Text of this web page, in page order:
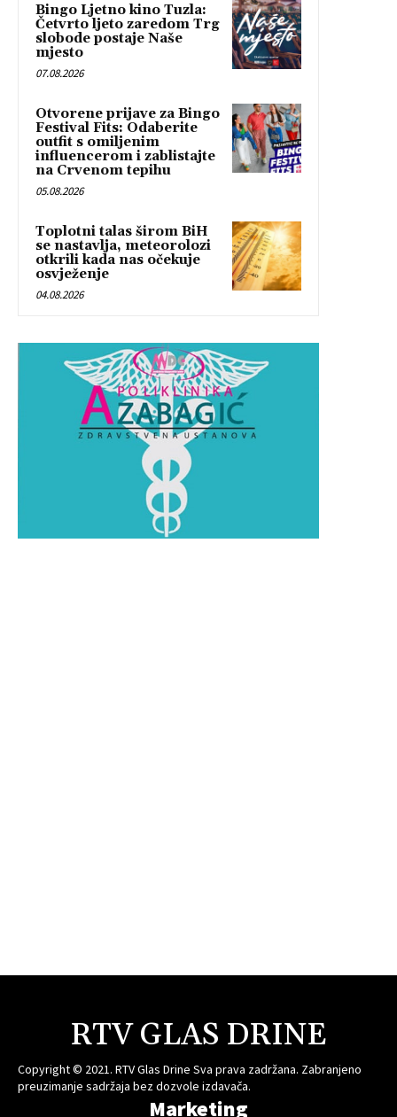
Bingo Ljetno kino Tuzla:
Četvrto ljeto zaredom Trg
slobode postaje Naše
mjesto
07.08.2026
Otvorene prijave za Bingo
Festival Fits: Odaberite
outfit s omiljenim
influencerom i zablistajte
na Crvenom tepihu
05.08.2026
Toplotni talas širom BiH
se nastavlja, meteorolozi
otkrili kada nas očekuje
osvježenje
04.08.2026
RTV GLAS DRINE
Copyright © 2021. RTV Glas Drine Sva prava zadržana. Zabranjeno
preuzimanje sadržaja bez dozvole izdavača.
Marketing